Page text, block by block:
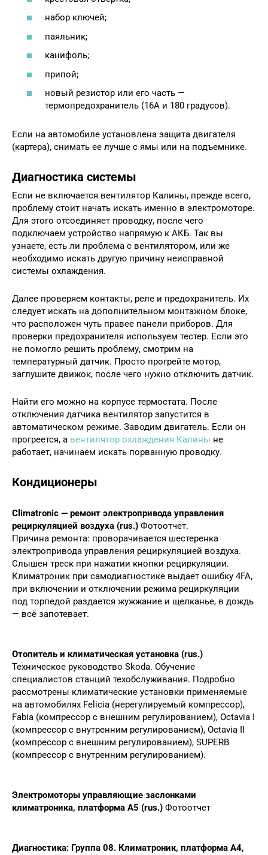
набор ключей;
паяльник;
канифоль;
припой;
новый резистор или его часть —
термопредохранитель (16А и 180 градусов).
Если на автомобиле установлена защита двигателя
(картера), снимать ее лучше с ямы или на подъемнике.
Диагностика системы
Если не включается вентилятор Калины, прежде всего,
проблему стоит начать искать именно в электромоторе.
Для этого отсоединяет проводку, после чего
подключаем устройство напрямую к АКБ. Так вы
узнаете, есть ли проблема с вентилятором, или же
необходимо искать другую причину неисправной
системы охлаждения.
Далее проверяем контакты, реле и предохранитель. Их
следует искать на дополнительном монтажном блоке,
что расположен чуть правее панели приборов. Для
проверки предохранителя используем тестер. Если это
не помогло решить проблему, смотрим на
температурный датчик. Просто прогрейте мотор,
заглушите движок, после чего нужно отключить датчик.
Найти его можно на корпусе термостата. После
отключения датчика вентилятор запустится в
автоматическом режиме. Заводим двигатель. Если он
прогреется, а вентилятор охлаждения Калины не
работает, начинаем искать порванную проводку.
Кондиционеры
Climatronic — ремонт электропривода управления
рециркуляцией воздуха (rus.) Фотоотчет.
Причина ремонта: проворачивается шестеренка
электропривода управления рециркуляцией воздуха.
Слышен треск при нажатии кнопки рециркуляции.
Климатроник при самодиагностике выдает ошибку 4FA,
при включении и отключении режима рециркуляции
под торпедой раздается жужжание и щелканье, в дождь
— всё запотевает.
Отопитель и климатическая установка (rus.)
Техническое руководство Skoda. Обучение
специалистов станций техобслуживания. Подробно
рассмотрены климатические установки применяемые
на автомобилях Felicia (нерегулируемый компрессор),
Fabia (компрессор с внешним регулированием), Octavia I
(компрессор с внутренним регулированием), Octavia II
(компрессор с внешним регулированием), SUPERB
(компрессор с внутренним регулированием).
Электромоторы управляющие заслонками
климатроника, платформа А5 (rus.) Фотоотчет
Диагностика: Группа 08. Климатроник, платформа А4,